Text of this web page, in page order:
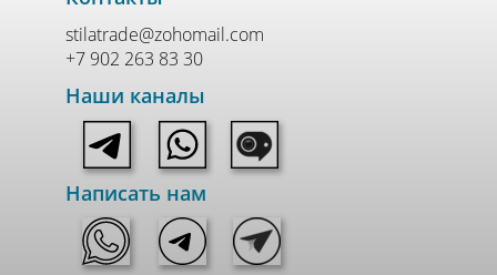
производстве, где даже следы примесей могут
нарушить процесс или испортить продукт.
stilatrade@zohomail.com
+7 902 263 83 30
Наши каналы
Написать нам